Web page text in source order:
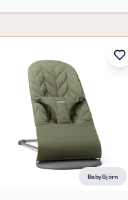
BabyBjörn